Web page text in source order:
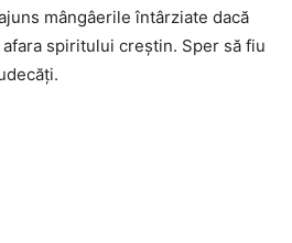
mângâerile întârziate dacă
spiritului creştin. Sper să fiu